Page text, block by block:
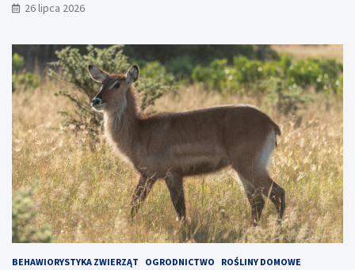
26 lipca 2026
BEHAWIORYSTYKA ZWIERZĄT OGRODNICTWO
ROŚLINY DOMOWE